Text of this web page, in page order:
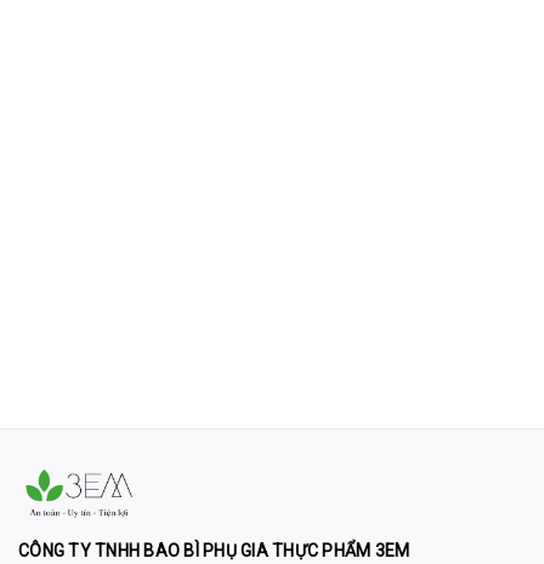
CÔNG TY TNHH BAO BÌ PHỤ GIA THỰC PHẨM 3EM